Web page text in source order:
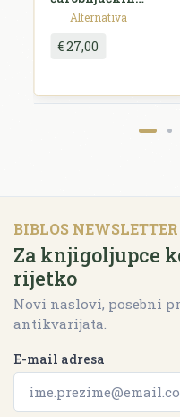
vještina
Alternativa
€ 27,00
BIBLOS NEWSLETTER
Za knjigoljupce
rijetko
Novi naslovi, posebni
antikvarijata.
E-mail adresa